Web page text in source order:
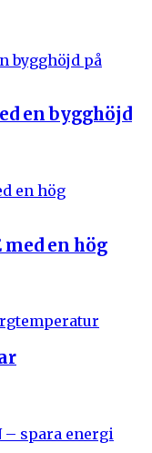
en bygghöjd
med en hög